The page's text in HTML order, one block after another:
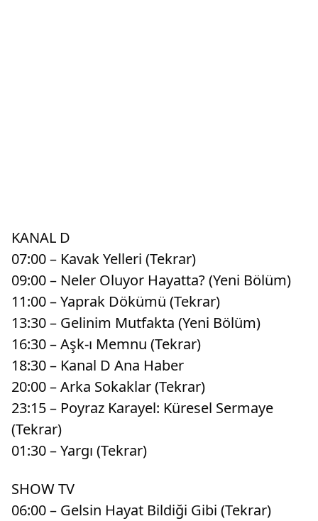
KANAL D
07:00 – Kavak Yelleri (Tekrar)
09:00 – Neler Oluyor Hayatta? (Yeni Bölüm)
11:00 – Yaprak Dökümü (Tekrar)
13:30 – Gelinim Mutfakta (Yeni Bölüm)
16:30 – Aşk-ı Memnu (Tekrar)
18:30 – Kanal D Ana Haber
20:00 – Arka Sokaklar (Tekrar)
23:15 – Poyraz Karayel: Küresel Sermaye
(Tekrar)
01:30 – Yargı (Tekrar)
SHOW TV
06:00 – Gelsin Hayat Bildiği Gibi (Tekrar)